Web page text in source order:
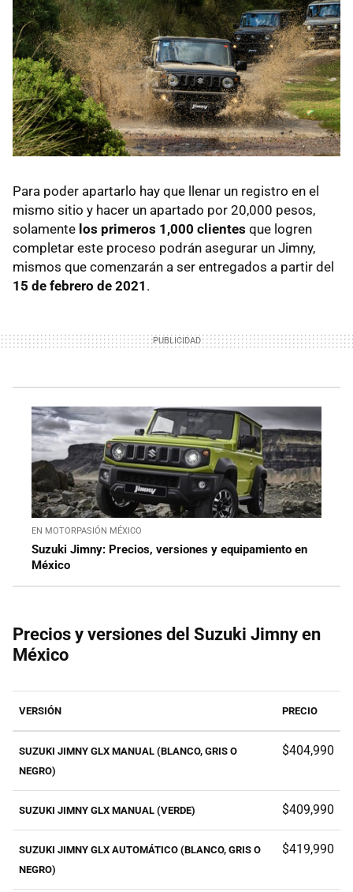
Para poder apartarlo hay que llenar un registro en el
mismo sitio y hacer un apartado por 20,000 pesos,
solamente los primeros 1,000 clientes que logren
completar este proceso podrán asegurar un Jimny,
mismos que comenzarán a ser entregados a partir del
15 de febrero de 2021 .
EN MOTORPASIÓN MÉXICO
Suzuki Jimny: Precios, versiones y equipamiento en
México
Precios y versiones del Suzuki Jimny en
México
VERSIÓN PRECIO
SUZUKI JIMNY GLX MANUAL (BLANCO, GRIS O
NEGRO)
$404,990
SUZUKI JIMNY GLX MANUAL (VERDE) $409,990
SUZUKI JIMNY GLX AUTOMÁTICO (BLANCO, GRIS O
NEGRO)
$419,990